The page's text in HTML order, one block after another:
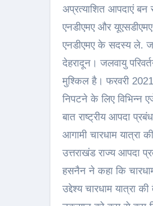
अप्रत्याशित आपदाएं बन
एनडीएमए और
एनडीएमए के सदस्य ले.
देहरादून। जलवायु
मुश्किल है। फरवरी
निपटने के लिए विभिन्न
बात राष्ट्रीय आपदा
आगामी चारधाम यात्रा
उत्तराखंड राज्य आपदा
हसनैन ने कहा कि
उद्देश्य चारधाम यात्रा